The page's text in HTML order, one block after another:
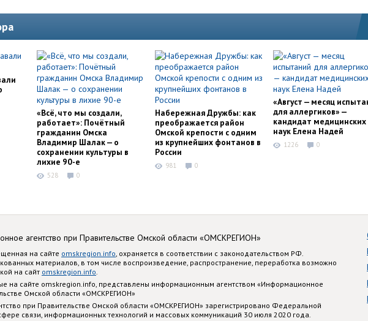
«Всё, что мы создали,
работает»: Почётный
гражданин Омска
Владимир Шалак — о
сохранении культуры в
лихие 90-е
528 0
Набережная Дружбы: как
преображается район
Омской крепости с одним
из крупнейших фонтанов в
России
981 0
«Август — месяц
для аллергиков» —
кандидат медицинских
наук Елена Надей
1226 0
агентство при Правительстве Омской области «ОМСКРЕГИОН»
на сайте omskregion.info , охраняется в соответствии с законодательством РФ.
материалов, в том числе воспроизведение, распространение, переработка возможно
на сайт omskregion.info
на сайте omskregion.info, представлены информационным агентством «Информационное
Омской области «ОМСКРЕГИОН»
при Правительстве Омской области «ОМСКРЕГИОН» зарегистрировано Федеральной
связи, информационных технологий и массовых коммуникаций 30 июля 2020 года.